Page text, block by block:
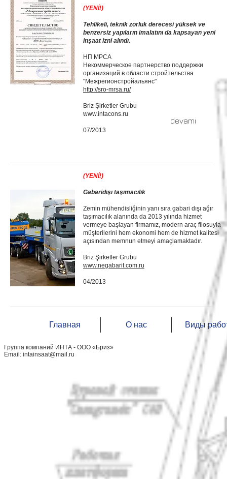
(YENİ!)
Tehlikeli, teknik zorluk derecesi yüksek ve
benzersiz yapıların imalatını da kapsayan yeni
inşaat izni alındı.
НП МРСА
Некоммерческое партнерство поддержки
организаций в области стройтельства
"Межрегионстройальянс"
http://sro-mrsa.ru/
Briz Şirketler Grubu
www.intacons.ru
07/2013
devamı
(YENİ!)
Gabaridışı taşımacılık
Zemin mühendisliğinin yanı sıra gabari dışı ağır
taşımacılık alanında da 2013 yılında hizmet
vermeye başlayan firmamız, modern araç filosuyla
müşterilerini hem ekonomi hem de hizmet kalitesi
açısından memnun etmeyi amaçlamaktadır.
Briz Şirketler Grubu
www.negabarit.com.ru
04/2013
Главная О нас Виды
Группа компаний ИНТА - ООО «Бриз»
Email: intainsaat@mail.ru